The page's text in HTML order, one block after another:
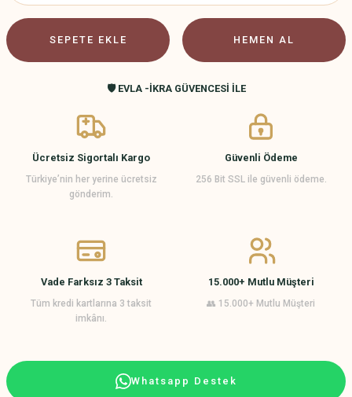
SEPETE EKLE HEMEN AL
🛡️ EVLA -İKRA GÜVENCESİ İLE
Ücretsiz Sigortalı Kargo
Türkiye’nin her yerine ücretsiz
gönderim.
Güvenli Ödeme
256 Bit SSL ile güvenli ödeme.
Vade Farksız 3 Taksit
Tüm kredi kartlarına 3 taksit
imkânı.
15.000+ Mutlu Müşteri
👥 15.000+ Mutlu Müşteri
Whatsapp Destek